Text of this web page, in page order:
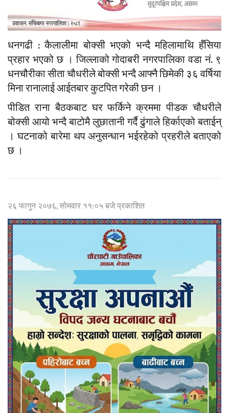
धनगढी : कैलालीमा बोक्सी भएको भन्दै महिलामाथि हँसिया
प्रहार भएको छ । जिल्लाको गोदाबरी नगरपालिका वडा नं. ९
धनचौरीका सीता चौधरीले बोक्सी भन्दै आफ्नै छिमेकी ३६ वर्षिया
मिना रानालाई आईतबार कुटपित गरेकी छन ।
पीडित राना बैठकबाट घर फर्किने क्रममा पीडक चौधरीले
बोक्सी आयो भन्दै बाटोमै लुछातानी गर्दै ढुंगाले हिर्काएको बताईन्
। घटनाको बारेमा थप अनुसन्धान भईरहेको प्रहरीले बताएको
छ ।
२६ फागुन २०७६, सोमवार ११:०५ बजे प्रकाशित